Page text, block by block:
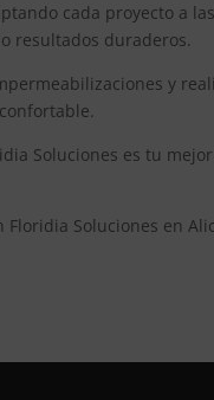
cada proyecto a
resultados duraderos.
y
Soluciones es tu
Soluciones en